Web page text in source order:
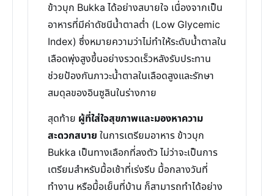
ข้าวบุก Bukka ได้อย่างสบายใจ เนื่องจากเป็น
อาหารที่มีค่าดัชนีน้ำตาลต่ำ (Low Glycemic
Index) ซึ่งหมายความว่าไม่ทำให้ระดับน้ำตาลใน
เลือดพุ่งสูงขึ้นอย่างรวดเร็วหลังรับประทาน
ช่วยป้องกันภาวะน้ำตาลในเลือดสูงและรักษา
สมดุลของอินซูลินในร่างกาย
สุดท้าย ผู้ที่ใส่ใจสุขภาพและมองหาความ
สะดวกสบาย ในการเตรียมอาหาร ข้าวบุก
Bukka เป็นทางเลือกที่ลงตัว ไม่ว่าจะเป็นการ
เตรียมสำหรับมื้อเช้าที่เร่งรีบ มื้อกลางวันที่
ทำงาน หรือมื้อเย็นที่บ้าน ก็สามารถทำได้อย่าง